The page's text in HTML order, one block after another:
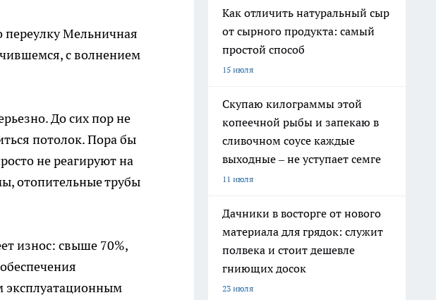
переулку Мельничная
с волнением
До сих пор не
потолок. Пора бы
не реагируют на
отопительные трубы
износ: свыше 70%,
эксплуатационным
Как отличить натуральный сыр
от сырного продукта: самый
простой способ
15 июля
Скупаю килограммы этой
копеечной рыбы и запекаю в
сливочном соусе каждые
выходные – не уступает семге
11 июля
Дачники в восторге от нового
материала для грядок: служит
полвека и стоит дешевле
гниющих досок
23 июля